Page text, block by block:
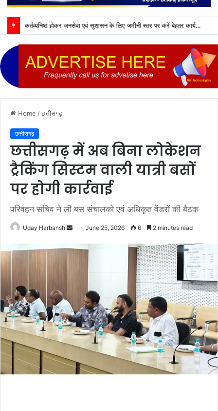
कर्तव्यनिष्ठ होकर जनसेवा एवं सुशासन के लिए जमीनी स्तर पर करें बेहतर कार्य : मुख्यमंत्री विष्णु देव साय
Home /छत्तीसगढ़
छत्तीसगढ़
छत्तीसगढ़ में अब बिना लोकेशन
ट्रैकिंग सिस्टम वाली यात्री बसों
पर होगी कार्रवाई
परिवहन सचिव ने ली बस संचालको एवं अधिकृत वेंडरों की बैठक
Uday Harbansh
Send
email
June 25, 2026 6 2 minutes read